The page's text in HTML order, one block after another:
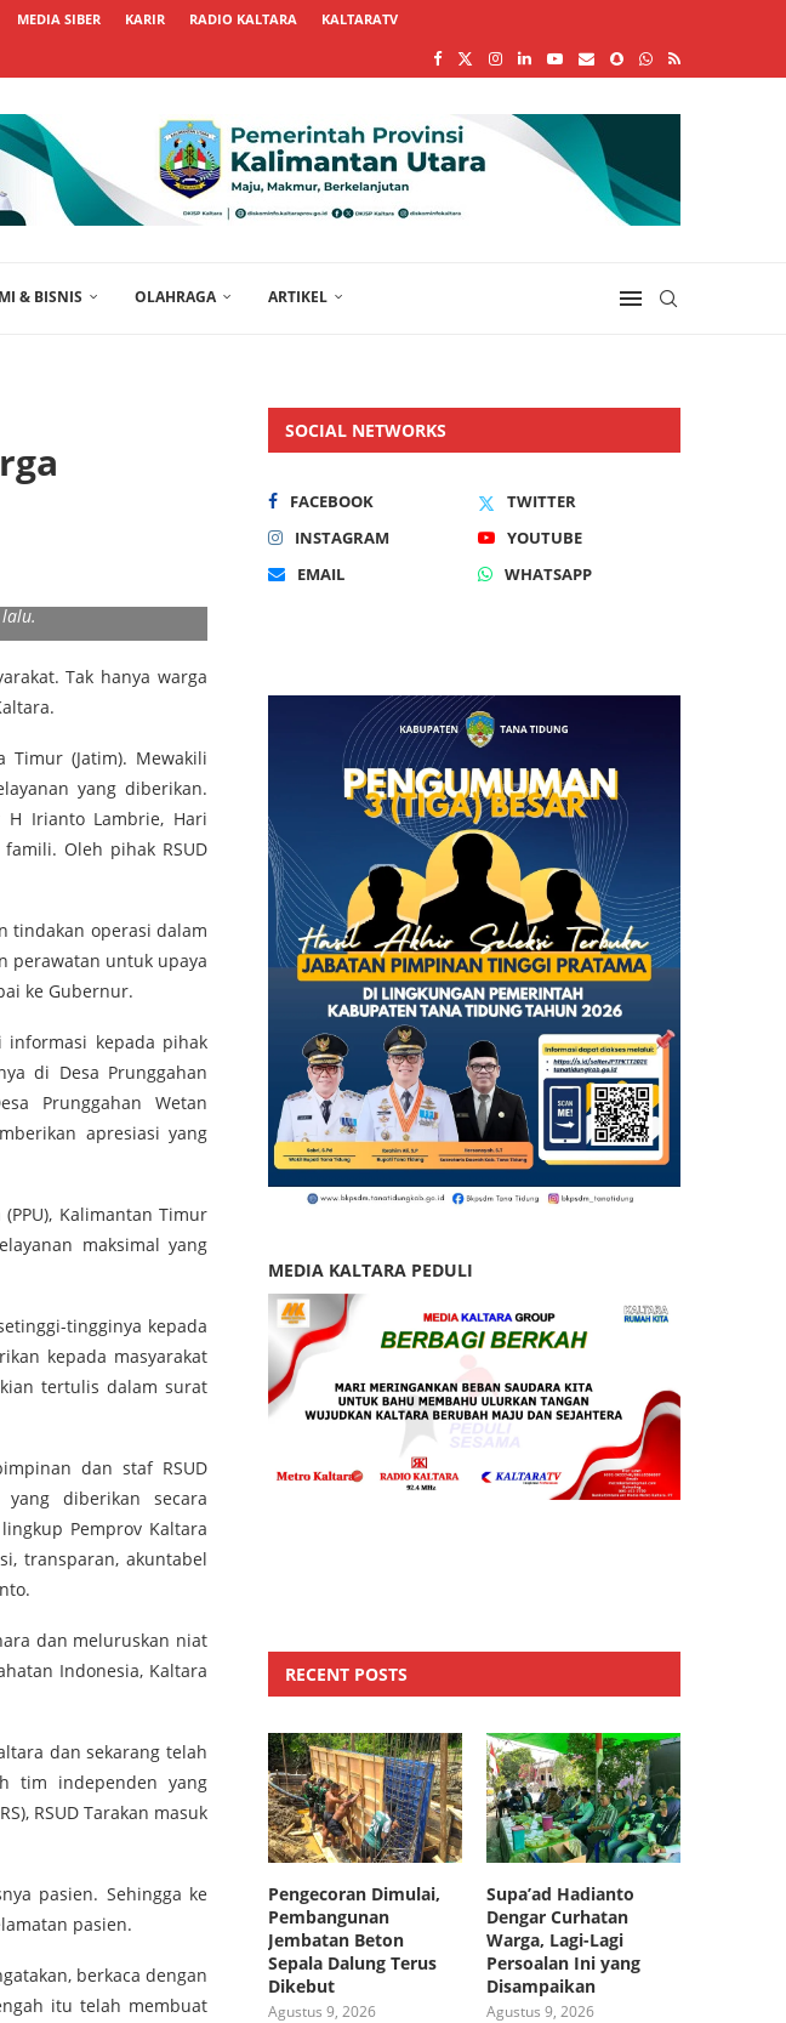
MEDIA SIBER KARIR RADIO KALTARA KALTARATV
& BISNIS OLAHRAGA ARTIKEL
lalu.
Tak hanya warga
Timur (Jatim). Mewakili
yang diberikan.
Irianto Lambrie, Hari
Oleh pihak RSUD
tindakan operasi dalam
perawatan untuk upaya
ke Gubernur.
informasi kepada pihak
di Desa Prunggahan
Prunggahan Wetan
apresiasi yang
Kalimantan Timur
maksimal yang
tingginya kepada
kepada masyarakat
tertulis dalam surat
dan staf RSUD
diberikan secara
Pemprov Kaltara
transparan, akuntabel
dan meluruskan niat
Indonesia, Kaltara
dan sekarang telah
tim independen yang
RSUD Tarakan masuk
pasien. Sehingga ke
pasien.
berkaca dengan
itu telah membuat
SOCIAL NETWORKS
FACEBOOK
TWITTER
INSTAGRAM
YOUTUBE
EMAIL
WHATSAPP
MEDIA KALTARA PEDULI
RECENT POSTS
Pengecoran Dimulai,
Pembangunan
Jembatan Beton
Sepala Dalung Terus
Dikebut
Agustus 9, 2026
Supa’ad Hadianto
Dengar Curhatan
Warga, Lagi-Lagi
Persoalan Ini yang
Disampaikan
Agustus 9, 2026